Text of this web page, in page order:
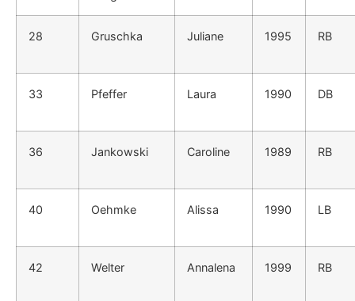
28 Gruschka Juliane 1995 RB
33 Pfeffer Laura 1990 DB
36 Jankowski Caroline 1989 RB
40 Oehmke Alissa 1990 LB
42 Welter Annalena 1999 RB